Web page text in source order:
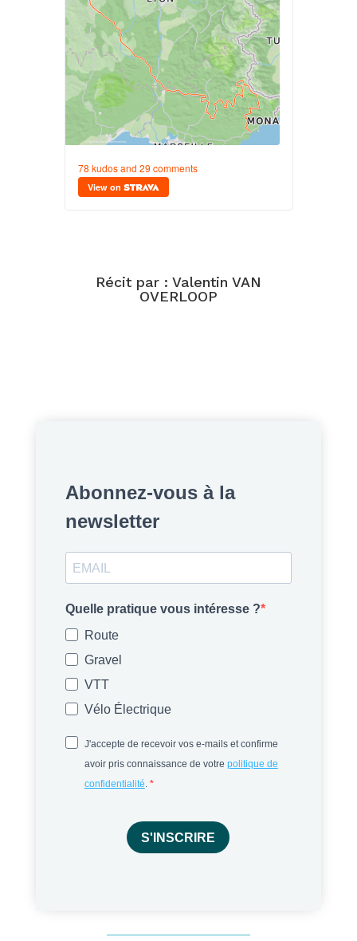
Récit par : Valentin VAN
OVERLOOP
Abonnez-vous à la
newsletter
Quelle pratique vous intéresse ?
Route
Gravel
VTT
Vélo Électrique
J'accepte de recevoir vos e-mails et confirme
avoir pris connaissance de votre politique de
confidentialité.
S'INSCRIRE